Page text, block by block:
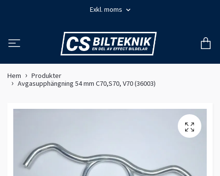
Exkl. moms
Hem
Produkter
Avgasupphängning 54 mm C70,S70, V70 (36003)